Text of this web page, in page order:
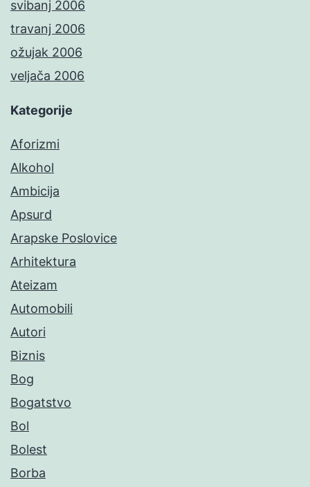
svibanj 2006
travanj 2006
ožujak 2006
veljača 2006
Kategorije
Aforizmi
Alkohol
Ambicija
Apsurd
Arapske Poslovice
Arhitektura
Ateizam
Automobili
Autori
Biznis
Bog
Bogatstvo
Bol
Bolest
Borba